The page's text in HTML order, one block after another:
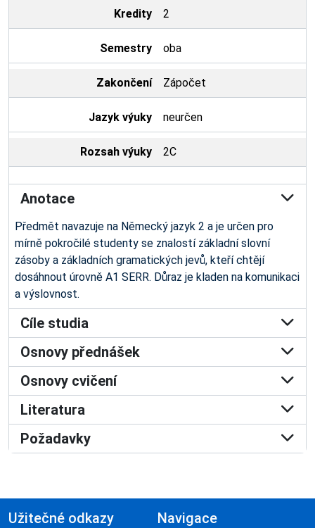
Kredity 2
Semestry oba
Zakončení Zápočet
Jazyk výuky neurčen
Rozsah výuky 2C
Anotace
Předmět navazuje na Německý jazyk 2 a je určen pro
mírně pokročilé studenty se znalostí základní slovní
zásoby a základních gramatických jevů, kteří chtějí
dosáhnout úrovně A1 SERR. Důraz je kladen na komunikaci
a výslovnost.
Cíle studia
Osnovy přednášek
Osnovy cvičení
Literatura
Požadavky
Užitečné odkazy Navigace